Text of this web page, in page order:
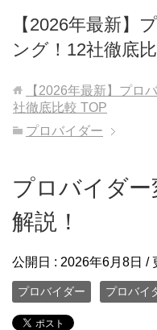
【2026年最新】
ング！12社徹底
【2026年最新】プロ
社徹底比較 TOP
プロバイダー
プロバイダ
解説！
公開日 : 2026年6月8日 /
プロバイダー プロバイ